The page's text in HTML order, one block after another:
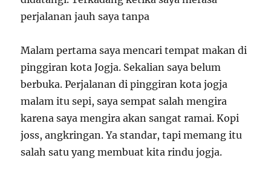
perjalanan jauh saya tanpa
Malam pertama saya mencari tempat makan di
pinggiran kota Jogja. Sekalian saya belum
berbuka. Perjalanan di pinggiran kota jogja
malam itu sepi, saya sempat salah mengira
karena saya mengira akan sangat ramai. Kopi
joss, angkringan. Ya standar, tapi memang itu
salah satu yang membuat kita rindu jogja.